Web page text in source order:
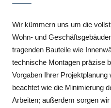
Wir kümmern uns um die
Wohn- und
tragenden Bauteile wie
technische Montagen präzise
Vorgaben Ihrer
beachtet wie die Minimierung
Arbeiten; außerdem sorgen